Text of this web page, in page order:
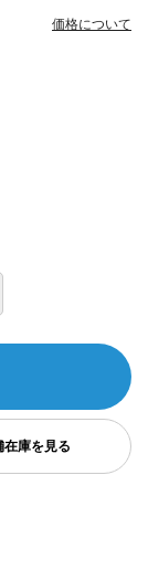
価格について